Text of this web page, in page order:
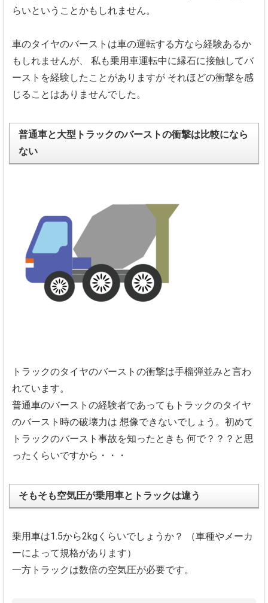
らいということかもしれません。
車のタイヤのバーストは車の運転する方なら経験あるか
もしれませんが、
私も乗用車運転中に縁石に接触してバ
ーストを経験したことがありますが それほどの衝撃を感
じることはありませんでした。
普通車と大型トラックのバーストの衝撃は比較になら
ない
トラックのタイヤのバーストの衝撃は手榴弾並みと言わ
れています。
普通車のバーストの経験者であってもトラックのタイヤ
のバースト時の破壊力は 想像できないでしょう。初めて
トラックのバースト事故を知ったときも 何で？？？と思
ったくらいですから・・・
そもそも空気圧が乗用車とトラックは違う
乗用車は1.5から2kgくらいでしょうか？
（車種やメーカ
ーによって規格があります）
一方トラックは数倍の空気圧が必要です。